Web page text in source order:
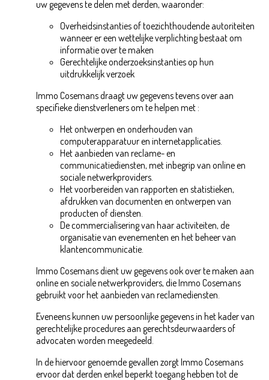
uw gegevens te delen met derden, waaronder:
Overheidsinstanties of toezichthoudende autoriteiten
wanneer er een wettelijke verplichting bestaat om
informatie over te maken
Gerechtelijke onderzoeksinstanties op hun
uitdrukkelijk verzoek
Immo Cosemans draagt uw gegevens tevens over aan
specifieke dienstverleners om te helpen met :
Het ontwerpen en onderhouden van
computerapparatuur en internetapplicaties.
Het aanbieden van reclame- en
communicatiediensten, met inbegrip van online en
sociale netwerkproviders.
Het voorbereiden van rapporten en statistieken,
afdrukken van documenten en ontwerpen van
producten of diensten.
De commercialisering van haar activiteiten, de
organisatie van evenementen en het beheer van
klantencommunicatie.
Immo Cosemans dient uw gegevens ook over te maken aan
online en sociale netwerkproviders, die Immo Cosemans
gebruikt voor het aanbieden van reclamediensten.
Eveneens kunnen uw persoonlijke gegevens in het kader van
gerechtelijke procedures aan gerechtsdeurwaarders of
advocaten worden meegedeeld.
In de hiervoor genoemde gevallen zorgt Immo Cosemans
ervoor dat derden enkel beperkt toegang hebben tot de